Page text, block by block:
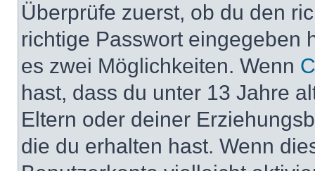
Überprüfe zuerst, ob du den
richtige Passwort eingegeben
es zwei Möglichkeiten. Wenn
hast, dass du unter 13 Jahre
Eltern oder deiner
die du erhalten hast. Wenn